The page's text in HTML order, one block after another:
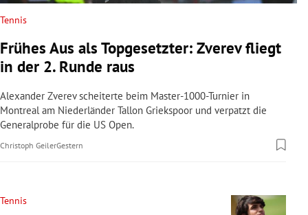
Tennis
Frühes Aus als Topgesetzter: Zverev fliegt
in der 2. Runde raus
Alexander Zverev scheiterte beim Master-1000-Turnier in
Montreal am Niederländer Tallon Griekspoor und verpatzt die
Generalprobe für die US Open.
Christoph GeilerGestern
Tennis